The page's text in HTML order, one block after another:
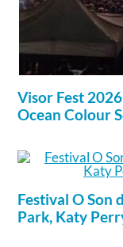
Visor Fest
Ocean Colour
Festival O Son
Park, Katy